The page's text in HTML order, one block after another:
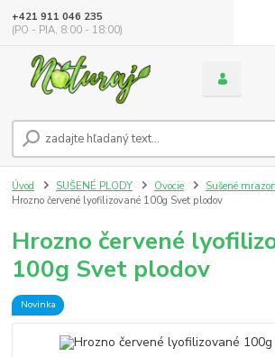
+421 911 046 235
(PO - PIA, 8:00 - 18:00)
Úvod SUŠENÉ PLODY Ovocie
Sušené
Hrozno červené lyofilizované 100g Svet plodov
Hrozno červené
100g Svet plodov
Novinka